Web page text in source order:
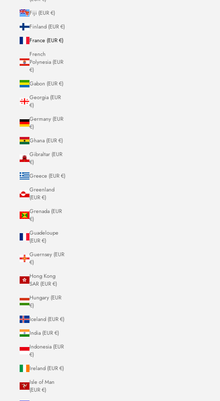
Fiji (EUR €)
Finland (EUR €)
France (EUR €)
French
Polynesia (EUR
€)
Gabon (EUR €)
Georgia (EUR
€)
Germany (EUR
€)
Ghana (EUR €)
Gibraltar (EUR
€)
Greece (EUR €)
Greenland
(EUR €)
Grenada (EUR
€)
Guadeloupe
(EUR €)
Guernsey (EUR
€)
Hong Kong
SAR (EUR €)
Hungary (EUR
€)
Iceland (EUR €)
India (EUR €)
Indonesia (EUR
€)
Ireland (EUR €)
Isle of Man
(EUR €)